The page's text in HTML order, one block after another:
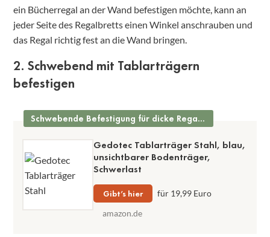
ein Bücherregal an der Wand befestigen möchte, kann an
jeder Seite des Regalbretts einen Winkel anschrauben und
das Regal richtig fest an die Wand bringen.
2. Schwebend mit Tablarträgern
befestigen
Schwebende Befestigung für dicke Regalbretter
Gedotec Tablarträger Stahl, blau,
unsichtbarer Bodenträger,
Schwerlast
Gibt’s hier
für 19,99 Euro
amazon.de